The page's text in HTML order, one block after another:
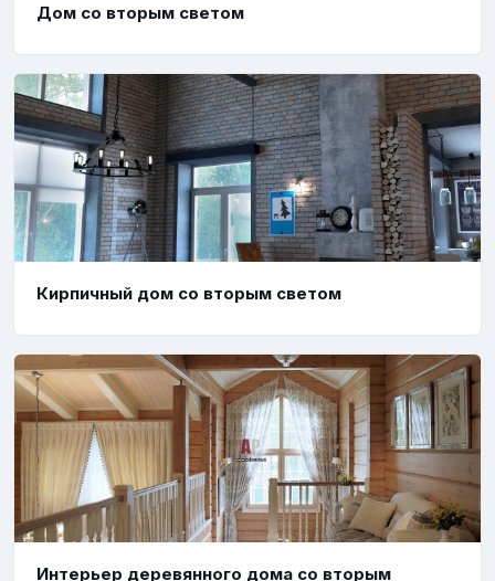
Дом со вторым светом
Кирпичный дом со вторым светом
Интерьер деревянного дома со вторым